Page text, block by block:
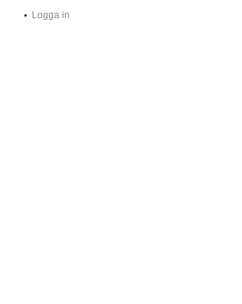
Logga in